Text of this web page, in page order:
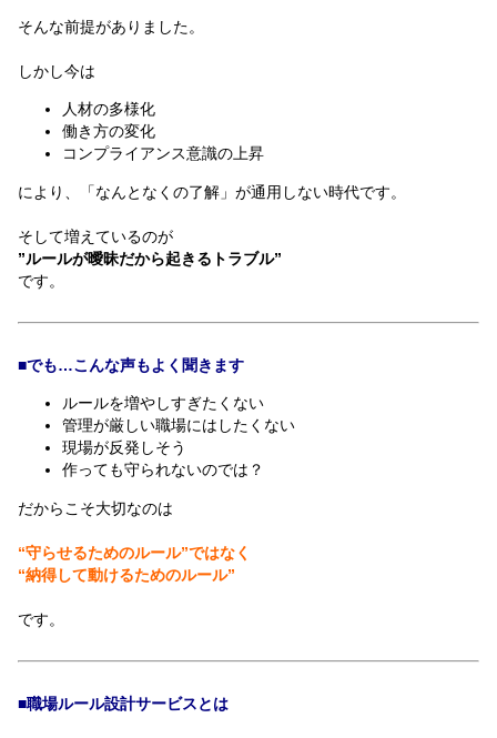
そんな前提がありました。
しかし今は
人材の多様化
働き方の変化
コンプライアンス意識の上昇
により、「なんとなくの了解」が通用しない時代です。
そして増えているのが
”ルールが曖昧だから起きるトラブル”
です。
■でも…こんな声もよく聞きます
ルールを増やしすぎたくない
管理が厳しい職場にはしたくない
現場が反発しそう
作っても守られないのでは？
だからこそ大切なのは
“守らせるためのルール”ではなく
“納得して動けるためのルール”
です。
■職場ルール設計サービスとは